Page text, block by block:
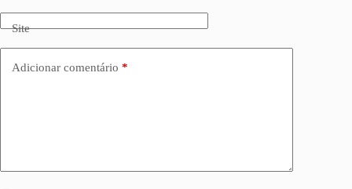
Site
Adicionar comentário *